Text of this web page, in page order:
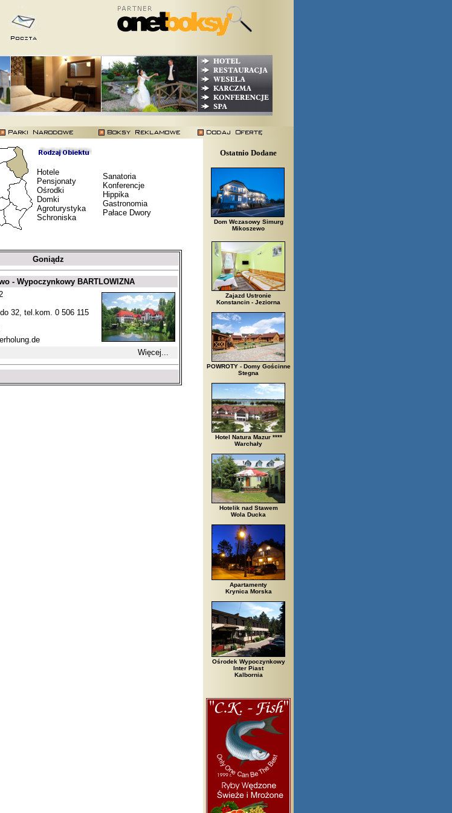
Hotele
Pensjonaty
Ośrodki
Domki
Agroturystyka
Schroniska
Sanatoria
Konferencje
Hippika
Gastronomia
Pałace Dwory
Goniądz
- Wypoczynkowy BARTLOWIZNA
32, tel.kom. 0 506 115
Więcej...
Babice Stare, Bachanowo, Barczewo, Bardo, Białobrzegi, Białowieża, Bielsko Biała, Biały Bór, Biały Dunajec,
Ostatnio Dodane
Dom Wczasowy Simurg
Mikoszewo
Zajazd Ustronie
Konstancin - Jeziorna
POWROTY - Domy Gościnne
Stegna
Hotel Natura Mazur ****
Warchały
Hotelik nad Stawem
Wola Ducka
Apartamenty
Krynica Morska
Ośrodek Wypoczynkowy
Inter Piast
Kalbornia